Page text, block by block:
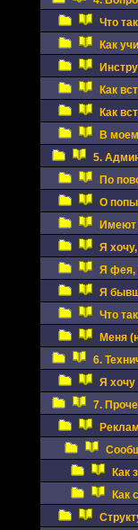
Что
Как
Как
Как
В
5.
По
О
Имеют
Я
Я фея,
Я
Что
Меня
6.
Я хочу
7.
Как
Как